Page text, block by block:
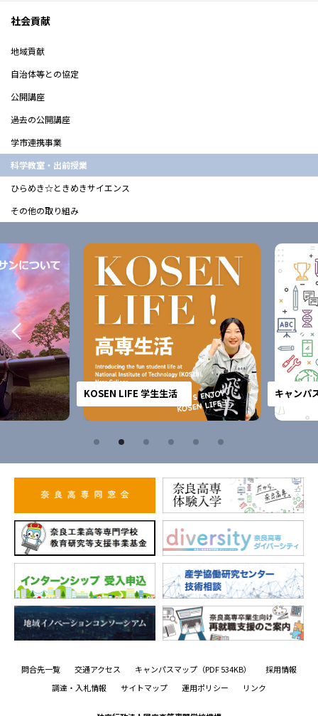
社会貢献
地域貢献
自治体等との協定
公開講座
過去の公開講座
学市連携事業
科学教室・出前授業
ひらめき☆ときめきサイエンス
その他の取り組み
KOSEN LIFE 学生生活 キャンパス
問合先一覧 交通アクセス キャンパスマップ （PDF 534KB）
採用情報
調達・入札情報
サイトマップ 運用ポリシー リンク